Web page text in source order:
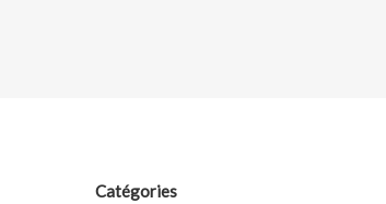
Catégories